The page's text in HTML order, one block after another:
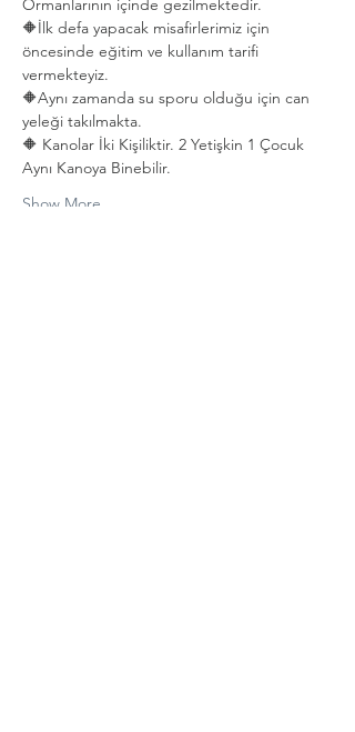
Ormanlarının içinde gezilmektedir.
🔶İlk defa yapacak misafirlerimiz için
öncesinde eğitim ve kullanım tarifi
vermekteyiz.
🔶Aynı zamanda su sporu olduğu için can
yeleği takılmakta.
🔶 Kanolar İki Kişiliktir. 2 Yetişkin 1 Çocuk
Aynı Kanoya Binebilir.
Show More